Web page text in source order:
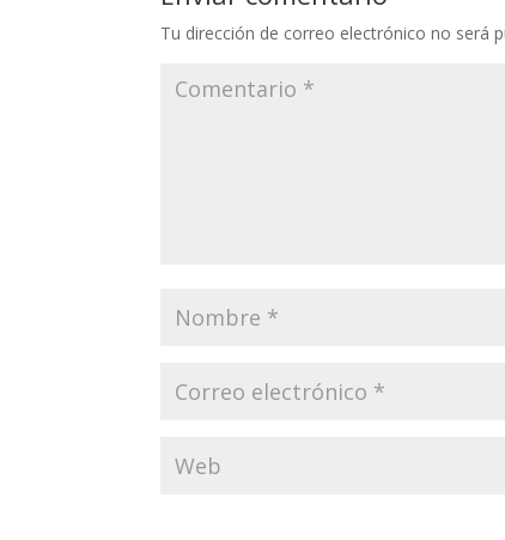
Enviar comentario